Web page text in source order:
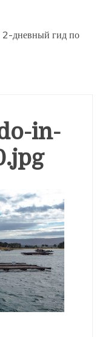
2-дневный гид по
in-